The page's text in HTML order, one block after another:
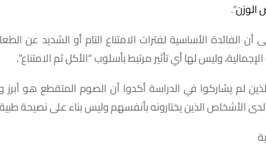
الوزن“.
أن الفائدة الأساسية لفترات الامتناع التام أو الشديد عن
وليس لها أي تأثير مرتبط بأسلوب “الأكل ثم الامتناع”.
لم يشاركوا في الدراسة أكدوا أن الصوم المتقطع هو أبرز
الأشخاص الذين يختارونه بأنفسهم وليس بناء على نصيحة